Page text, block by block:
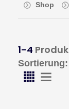
Shop
1-4
Sortierung: